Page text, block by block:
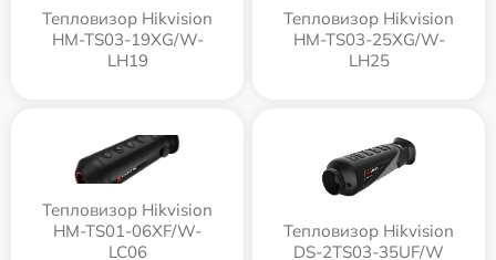
Тепловизор Hikvision
HM-TS03-19XG/W-
LH19
Тепловизор Hikvision
HM-TS03-25XG/W-
LH25
Тепловизор Hikvision
HM-TS01-06XF/W-
LC06
Тепловизор Hikvision
DS-2TS03-35UF/W